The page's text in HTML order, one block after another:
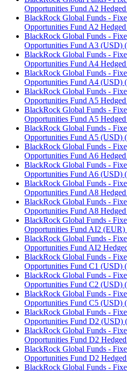
Opportunities Fund A2
BlackRock Global Funds -
Opportunities Fund A2
BlackRock Global Funds -
Opportunities Fund A3 (USD)
BlackRock Global Funds -
Opportunities Fund A4
BlackRock Global Funds -
Opportunities Fund A4 (USD)
BlackRock Global Funds -
Opportunities Fund A5
BlackRock Global Funds -
Opportunities Fund A5
BlackRock Global Funds -
Opportunities Fund A5 (USD)
BlackRock Global Funds -
Opportunities Fund A6
BlackRock Global Funds -
Opportunities Fund A6 (USD)
BlackRock Global Funds -
Opportunities Fund A8
BlackRock Global Funds -
Opportunities Fund A8
BlackRock Global Funds -
Opportunities Fund AI2
BlackRock Global Funds -
Opportunities Fund AI2
BlackRock Global Funds -
Opportunities Fund C1 (USD)
BlackRock Global Funds -
Opportunities Fund C2 (USD)
BlackRock Global Funds -
Opportunities Fund C5 (USD)
BlackRock Global Funds -
Opportunities Fund D2 (USD)
BlackRock Global Funds -
Opportunities Fund D2
BlackRock Global Funds -
Opportunities Fund D2
BlackRock Global Funds -